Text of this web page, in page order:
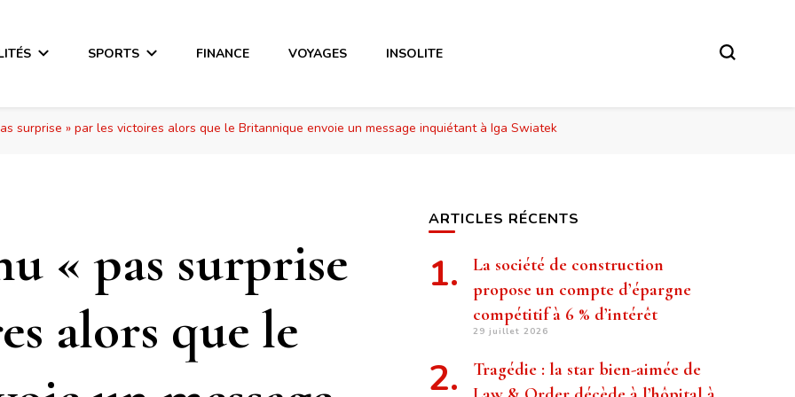
SPORTS FINANCE VOYAGES INSOLITE
surprise » par les victoires alors que le Britannique envoie un message inquiétant à Iga Swiatek
« pas surprise
alors que le
ARTICLES RÉCENTS
La société de construction
propose un compte d’épargne
compétitif à 6 % d’intérêt
29 juillet 2026
Tragédie : la star bien-aimée de